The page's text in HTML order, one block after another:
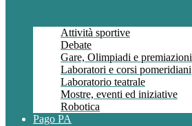
Attività sportive
Debate
Gare, Olimpiadi e premiazioni
Laboratori e corsi pomeridiani
Laboratorio teatrale
Mostre, eventi ed iniziative
Robotica
Pago PA